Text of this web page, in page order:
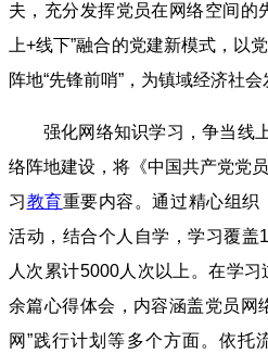
夫，充分发挥党员在网络空间的
上+线下”融合的党建新模式，以
阵地“先锋前哨”，为镇域经济社会
强化网络知识学习，争当线
络阵地建设，将《中国共产党党
习教育重要内容。通过精心组织
活动，结合个人自学，学习覆盖
人次累计5000人次以上。在学
余篇心得体会，内容涵盖党员网
网”践行计划等多个方面。依托